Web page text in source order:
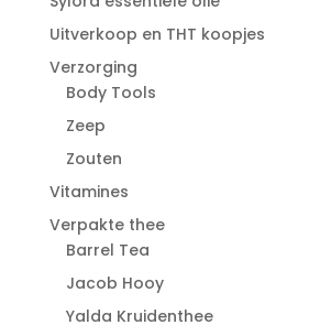
Uitverkoop en THT koopjes
Verzorging
Body Tools
Zeep
Zouten
Vitamines
Verpakte thee
Barrel Tea
Jacob Hooy
Yalda Kruidenthee